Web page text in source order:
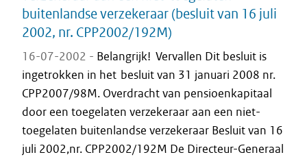
buitenlandse verzekeraar (besluit van 16 juli
2002, nr. CPP2002/192M)
16-07-2002 - Belangrijk! Vervallen Dit besluit is
ingetrokken in het besluit van 31 januari 2008 nr.
CPP2007/98M. Overdracht van pensioenkapitaal
door een toegelaten verzekeraar aan een niet-
toegelaten buitenlandse verzekeraar Besluit van 16
juli 2002,nr. CPP2002/192M De Directeur-Generaal